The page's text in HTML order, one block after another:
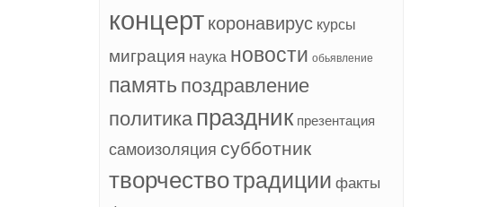
концерт коронавирус курсы
миграция наука новости обьявление
память поздравление
политика праздник презентация
самоизоляция субботник
творчествотрадиции факты